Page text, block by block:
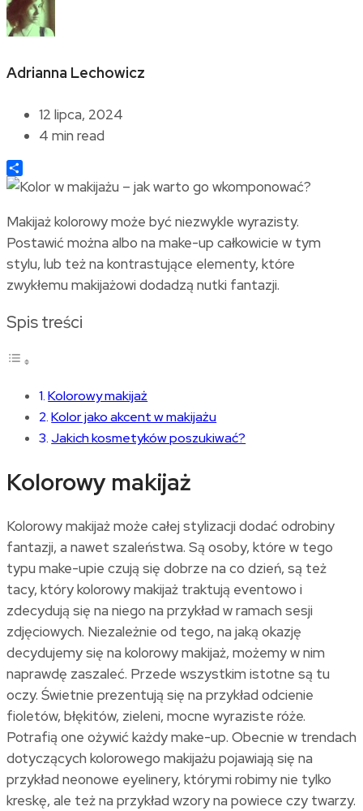
Adrianna Lechowicz
12 lipca, 2024
4 min read
Share
Makijaż kolorowy może być niezwykle wyrazisty.
Postawić można albo na make-up całkowicie w tym
stylu, lub też na kontrastujące elementy, które
zwykłemu makijażowi dodadzą nutki fantazji.
Spis treści
Kolorowy makijaż
Kolor jako akcent w makijażu
Jakich kosmetyków poszukiwać?
Kolorowy makijaż
Kolorowy makijaż może całej stylizacji dodać odrobiny
fantazji, a nawet szaleństwa. Są osoby, które w tego
typu make-upie czują się dobrze na co dzień, są też
tacy, który kolorowy makijaż traktują eventowo i
zdecydują się na niego na przykład w ramach sesji
zdjęciowych. Niezależnie od tego, na jaką okazję
decydujemy się na kolorowy makijaż, możemy w nim
naprawdę zaszaleć. Przede wszystkim istotne są tu
oczy. Świetnie prezentują się na przykład odcienie
fioletów, błękitów, zieleni, mocne wyraziste róże.
Potrafią one ożywić każdy make-up. Obecnie w trendach
dotyczących kolorowego makijażu pojawiają się na
przykład neonowe eyelinery, którymi robimy nie tylko
kreskę, ale też na przykład wzory na powiece czy twarzy.